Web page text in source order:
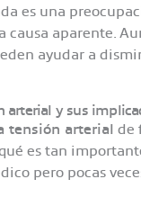
es una
causa aparente.
ayudar a
arterial y sus
tensión arterial de
es tan
pero pocas